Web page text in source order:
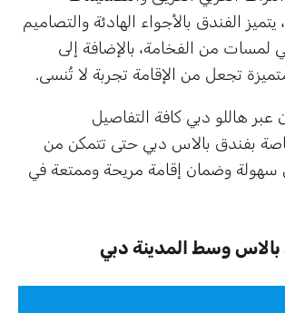
يتميز الفندق بالأجواء الهادئة والتصاميم
لمسات من الفخامة، بالإضافة إلى
تجعل من الإقامة تجربة لا تُنسى.
عبر هاللو دبي كافة التفاصيل
بفندق بالاس دبي حتى تتمكن من
سهولة وضمان إقامة مريحة وممتعة في
وسط المدينة دبي